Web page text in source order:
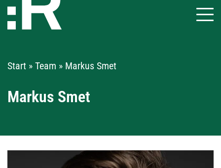
Start » Team » Markus Smet
Markus Smet